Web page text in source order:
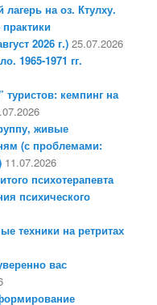
на оз. Ктулху.
2026 г.) 25.07.2026
1965-1971 гг.
туристов: кемпинг на
живые
(с проблемами:
11.07.2026
психотерапевта
психического
техники на ретритах
вас